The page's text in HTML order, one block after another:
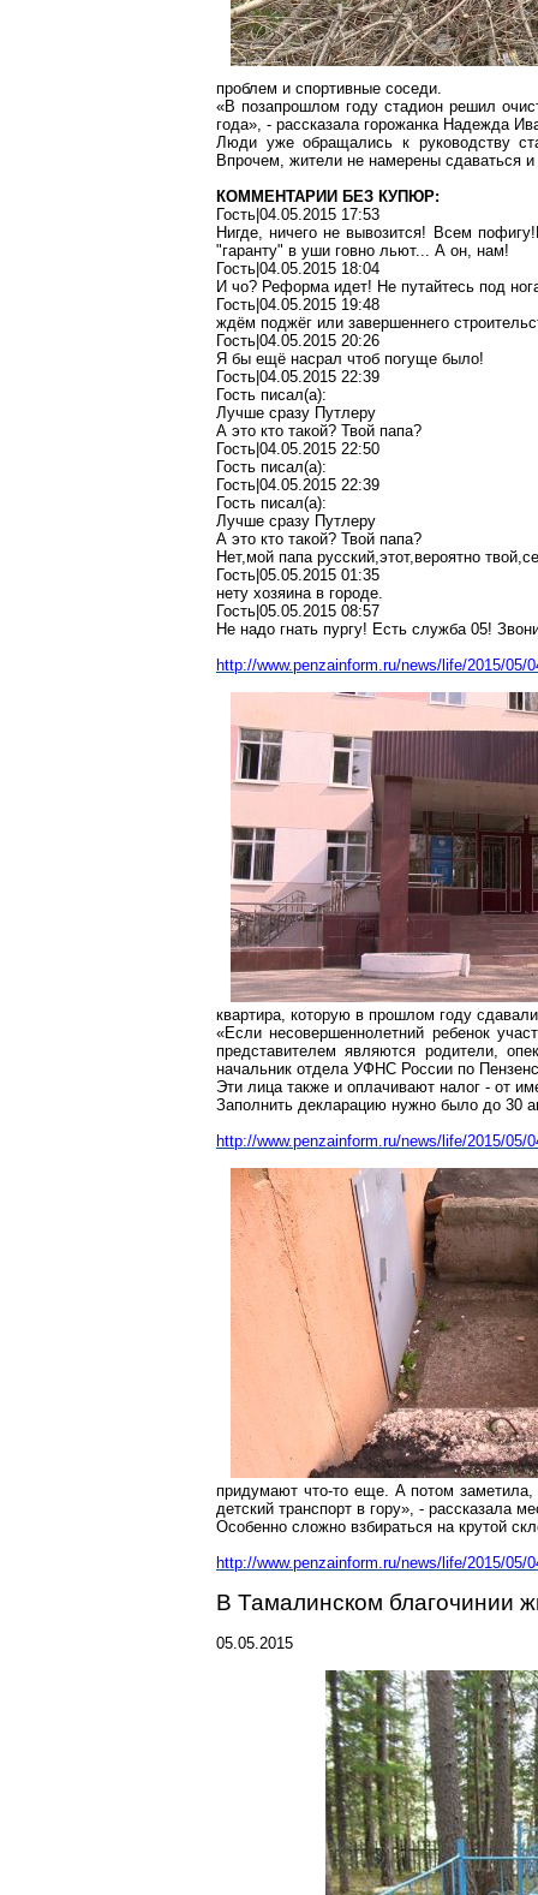
проблем и спортивные соседи.
«В позапрошлом году стадион решил
года», - рассказала горожанка Надежда
Люди уже обращались к руководству
Впрочем, жители не намерены сдаваться
КОММЕНТАРИИ БЕЗ КУПЮР:
Гость|04.05.2015 17:53
Нигде, ничего не вывозится! Всем
"гаранту" в уши говно льют... А он, нам!
Гость|04.05.2015 18:04
И чо? Реформа идет! Не путайтесь под
Гость|04.05.2015 19:48
ждём поджёг или завершеннего
Гость|04.05.2015 20:26
Я бы ещё насрал чтоб погуще было!
Гость|04.05.2015 22:39
Гость писал(a):
Лучше сразу Путлеру
А это кто такой? Твой папа?
Гость|04.05.2015 22:50
Гость писал(a):
Гость|04.05.2015 22:39
Гость писал(a):
Лучше сразу Путлеру
А это кто такой? Твой папа?
Нет,мой папа русский,этот,вероятно
Гость|05.05.2015 01:35
нету хозяина в городе.
Гость|05.05.2015 08:57
Не надо гнать пургу! Есть служба 05!
http://www.penzainform.ru/news/life/2015/
квартира, которую в прошлом году
«Если несовершеннолетний ребенок
представителем являются родители,
начальник отдела УФНС России по
Эти лица также и оплачивают налог - от
Заполнить декларацию нужно было до 30
http://www.penzainform.ru/news/life/2015/
придумают что-то еще. А потом
детский транспорт в гору», - рассказала
Особенно сложно взбираться на крутой
http://www.penzainform.ru/news/life/2015/05/
В Тамалинском благочинии
05.05.2015